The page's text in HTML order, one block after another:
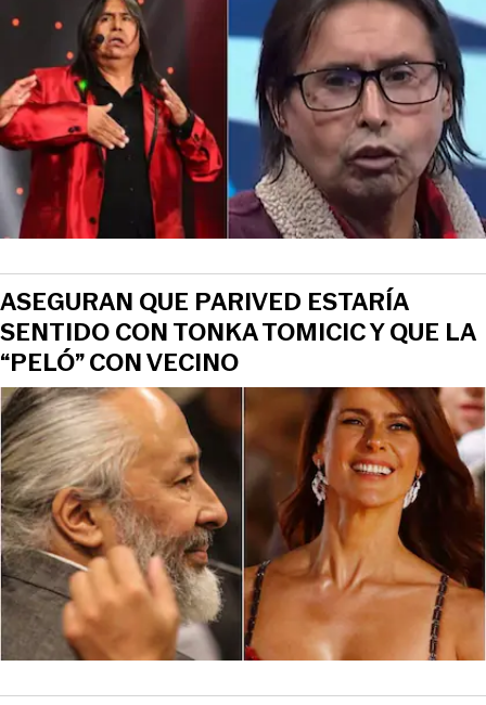
ASEGURAN QUE PARIVED ESTARÍA
SENTIDO CON TONKA TOMICIC Y QUE LA
“PELÓ” CON VECINO